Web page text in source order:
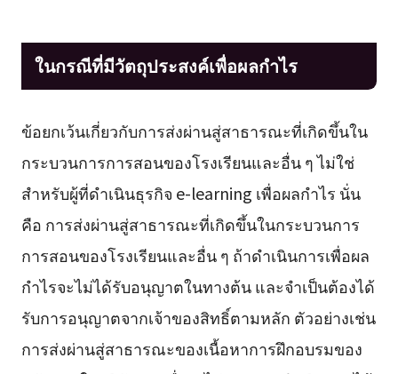
ในกรณีที่มีวัตถุประสงค์เพื่อผลกำไร
ข้อยกเว้นเกี่ยวกับการส่งผ่านสู่สาธารณะที่เกิดขึ้นใน
กระบวนการการสอนของโรงเรียนและอื่น ๆ ไม่ใช่
สำหรับผู้ที่ดำเนินธุรกิจ e-learning เพื่อผลกำไร นั่น
คือ การส่งผ่านสู่สาธารณะที่เกิดขึ้นในกระบวนการ
การสอนของโรงเรียนและอื่น ๆ ถ้าดำเนินการเพื่อผล
กำไรจะไม่ได้รับอนุญาตในทางต้น และจำเป็นต้องได้
รับการอนุญาตจากเจ้าของสิทธิ์ตามหลัก ตัวอย่างเช่น
การส่งผ่านสู่สาธารณะของเนื้อหาการฝึกอบรมของ